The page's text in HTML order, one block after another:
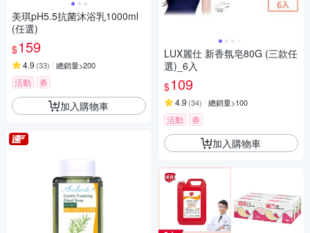
美琪pH5.5抗菌沐浴乳1000ml
(任選)
$159
4.9 (33) 總銷量>200
活動 券
加入購物車
LUX麗仕 新香氛皂80G (三款任
選)_6入
$109
4.9 (34) 總銷量>100
活動 券
加入購物車